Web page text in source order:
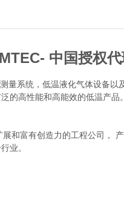
中国授权
量系统，低温液化气体设备以
的高性能和高能效的低温产品
和富有创造力的工程公司，
业。